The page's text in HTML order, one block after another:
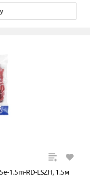
1.5m-RD-LSZH, 1.5м